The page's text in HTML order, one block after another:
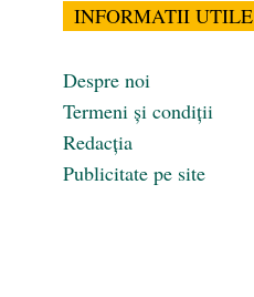
INFORMATII UTILE
Despre noi
Termeni și condiții
Redacția
Publicitate pe site